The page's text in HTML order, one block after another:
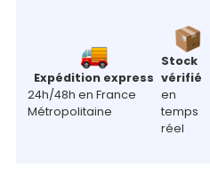
Expédition express
24h/48h en France
Métropolitaine
Stock
vérifié
en
temps
réel